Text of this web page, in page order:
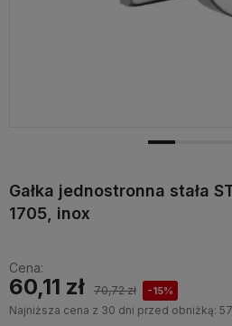
Gałka jednostronna stała
1705, inox
Cena:
60,11 zł 70,72 zł -15%
Najniższa cena z 30 dni przed obniżką: